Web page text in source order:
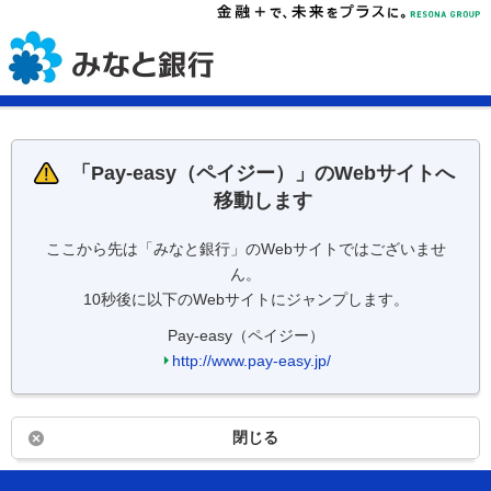
「 Pay-easy（ペイジー）
」のWebサイトへ
移動します
ここから先は「みなと銀行」のWebサイトではございませ
ん。
10秒後に以下のWebサイトにジャンプします。
Pay-easy（ペイジー）
http://www.pay-easy.jp/
閉じる